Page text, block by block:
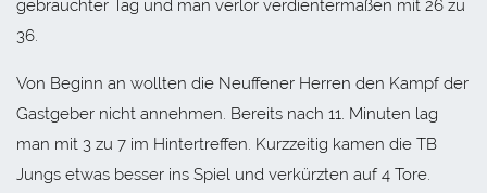
gebrauchter Tag und man verlor verdientermaßen mit 26 zu
36.
Von Beginn an wollten die Neuffener Herren den Kampf der
Gastgeber nicht annehmen. Bereits nach 11. Minuten lag
man mit 3 zu 7 im Hintertreffen. Kurzzeitig kamen die TB
Jungs etwas besser ins Spiel und verkürzten auf 4 Tore.